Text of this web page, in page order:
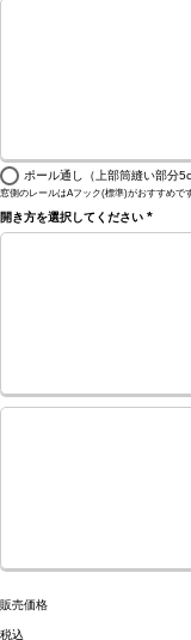
ポール通し（上部筒縫い部分
窓側のレールはAフック(標準)がおすすめで
開き方を選択してください
(必
販売価格
税込